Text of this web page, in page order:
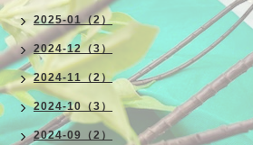
2025-01（2）
2024-12（3）
2024-11（2）
2024-10（3）
2024-09（2）